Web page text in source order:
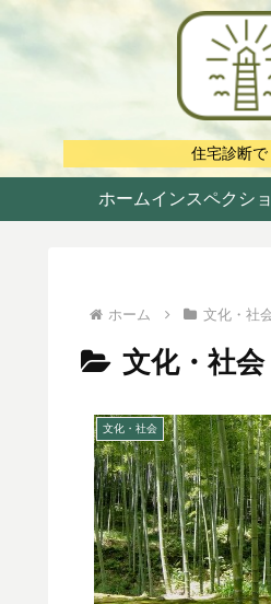
住宅診断
ホームインスペクシ
ホーム 文化・社
文化・社会
文化・社会